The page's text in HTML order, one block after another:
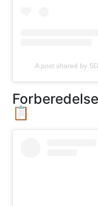
A post shared by
📋